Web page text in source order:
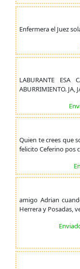
Enfermera el Juez
LABURANTE ESA
ABURRIMIENTO. JA,
Quien te crees que
felicito Ceferino pos
amigo Adrian
Herrera y Posadas,